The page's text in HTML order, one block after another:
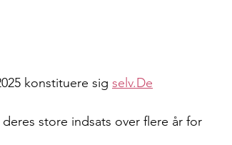
konstituere sig selv.De
store indsats over flere år for